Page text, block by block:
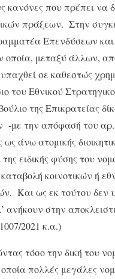
κανόνες που πρέπει
πράξεων. Στην
Επενδύσεων
οποία, μεταξύ άλλων,
σε καθεστώς
του Εθνικού
της Επικρατείας
-με την απόφασή του
άνω ατομικής
ειδικής φύσης του
καταβολή κοινοτικών ή
Και ως εκ τούτου δεν
στην
2021 κ.α.)
τόσο την δική του
πολλές μεγάλες